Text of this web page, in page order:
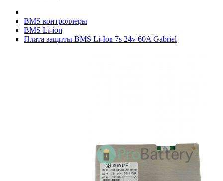
BMS контроллеры
BMS Li-ion
Плата защиты BMS Li-Ion 7s 24v 60A Gabriel